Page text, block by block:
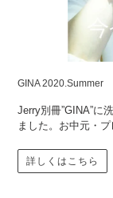
GINA 2020.Summer
Jerry別冊”GINA”に
ました。お中元・
詳しくはこちら